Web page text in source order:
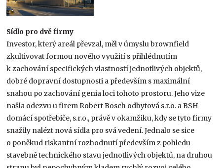
Sídlo pro dvě firmy
Investor, který areál převzal, měl v úmyslu brownfield
zkultivovat formou nového využití s přihlédnutím
k zachování specifických vlastností jednotlivých objektů,
dobré dopravní dostupnosti a především s maximální
snahou po zachování genia loci tohoto prostoru. Jeho vize
našla odezvu u firem Robert Bosch odbytová s.r.o. a BSH
domácí spotřebiče, s.r.o., právě v okamžiku, kdy se tyto firmy
snažily nalézt nová sídla pro svá vedení. Jednalo se sice
o poněkud riskantní rozhodnutí především z pohledu
stavebně technického stavu jednotlivých objektů, na druhou